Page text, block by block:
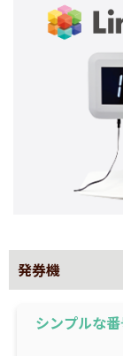
発券機
シンプルな